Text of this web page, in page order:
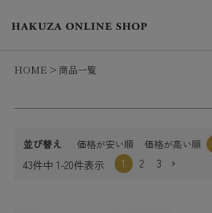
HOME 商品一覧
キーワードヒット順
並び替え 価格が安い順 価格が高い順
43件中 1-20件表示 1 2 3